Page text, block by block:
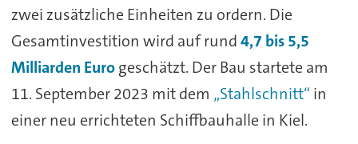
zwei zusätzliche Einheiten zu ordern. Die
Gesamtinvestition wird auf rund4,7 bis 5,5
Milliarden Eurogeschätzt. Der Bau startete am
11. September 2023 mit dem „Stahlschnitt“in
einer neu errichteten Schiffbauhalle in Kiel.